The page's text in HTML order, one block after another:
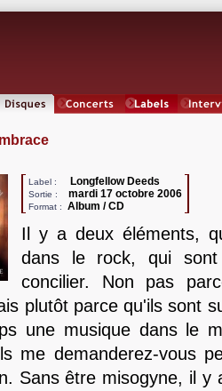
Label : Longfellow Deeds
Sortie : mardi 17 octobre 2006
Format : Album / CD
Il y a deux éléments,
dans le rock, qui sont
concilier. Non pas
plutôt parce qu'ils sont
une musique dans le
me demanderez-vous
Sans être misogyne, il y